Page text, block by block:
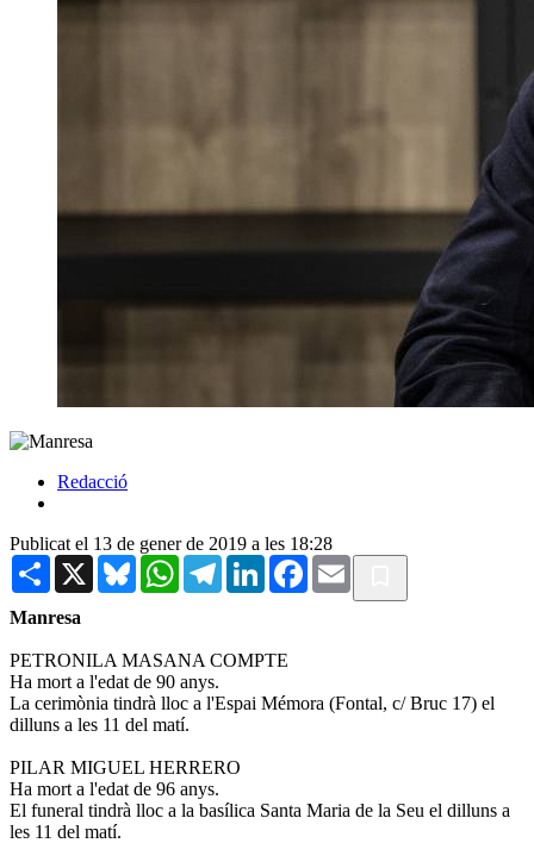
Redacció
Publicat el 13 de gener de 2019 a les 18:28
Share X BlueskyWhatsAppTelegramLinkedInFacebook
Email
Manresa
PETRONILA MASANA COMPTE
Ha mort a l'edat de 90 anys.
La cerimònia tindrà lloc a l'Espai Mémora (Fontal, c/ Bruc 17) el
dilluns a les 11 del matí.
PILAR MIGUEL HERRERO
Ha mort a l'edat de 96 anys.
El funeral tindrà lloc a la basílica Santa Maria de la Seu el dilluns a
les 11 del matí.